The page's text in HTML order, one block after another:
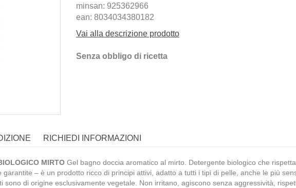
minsan: 925362966
ean: 8034034380182
Vai alla descrizione prodotto
Senza obbligo di ricetta
RICHIEDI INFORMAZIONI
MIRTO Gel bagno doccia aromatico al mirto. Detergente biologico che
– è un prodotto ricco di principi attivi, adatto a tutti i tipi di pelle, anche le più
di origine esclusivamente vegetale. Non irritano, agiscono senza aggressività,